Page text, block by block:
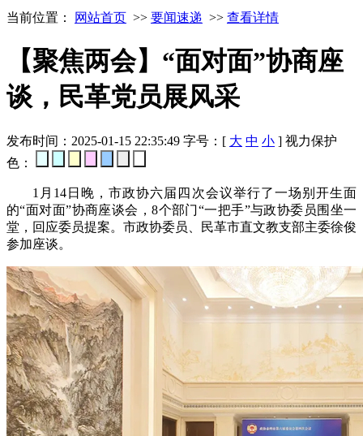
当前位置： 网站首页 >> 要闻速递 >> 查看详情
【聚焦两会】“面对面”协商座
谈，民革党员展风采
发布时间：2025-01-15 22:35:49 字号：[ 大 中 小 ] 视力保护
色：
1月14日晚，市政协六届四次会议举行了一场别开生面
的“面对面”协商座谈会，8个部门“一把手”与政协委员围坐一
堂，回应委员提案。市政协委员、民革市直文教支部主委徐俊
参加座谈。